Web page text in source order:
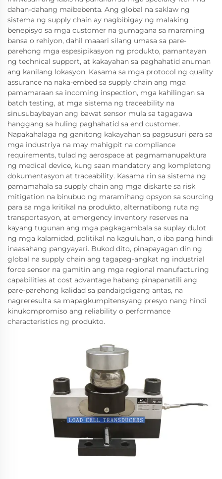
dahan-dahang maibebenta. Ang global na saklaw ng
sistema ng supply chain ay nagbibigay ng malaking
benepisyo sa mga customer na gumagana sa maraming
bansa o rehiyon, dahil maaari silang umasa sa pare-
parehong mga espesipikasyon ng produkto, pamantayan
ng technical support, at kakayahan sa paghahatid anuman
ang kanilang lokasyon. Kasama sa mga protocol ng quality
assurance na naka-embed sa supply chain ang mga
pamamaraan sa incoming inspection, mga kahilingan sa
batch testing, at mga sistema ng traceability na
sinusubaybayan ang bawat sensor mula sa tagagawa
hanggang sa huling paghahatid sa end customer.
Napakahalaga ng ganitong kakayahan sa pagsusuri para sa
mga industriya na may mahigpit na compliance
requirements, tulad ng aerospace at pagmamanupaktura
ng medical device, kung saan mandatory ang kompletong
dokumentasyon at traceability. Kasama rin sa sistema ng
pamamahala sa supply chain ang mga diskarte sa risk
mitigation na binubuo ng maramihang opsyon sa sourcing
para sa mga kritikal na produkto, alternatibong ruta ng
transportasyon, at emergency inventory reserves na
kayang tugunan ang mga pagkagambala sa suplay dulot
ng mga kalamidad, politikal na kaguluhan, o iba pang hindi
inaasahang pangyayari. Bukod dito, pinapayagan din ng
global na supply chain ang tagapag-angkat ng industrial
force sensor na gamitin ang mga regional manufacturing
capabilities at cost advantage habang pinapanatili ang
pare-parehong kalidad sa pandaigdigang antas, na
nagreresulta sa mapagkumpitensyang presyo nang hindi
kinukompromiso ang reliability o performance
characteristics ng produkto.